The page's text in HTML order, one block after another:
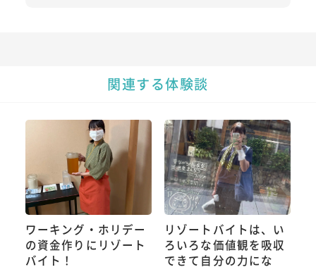
関連する体験談
ワーキング・ホリデー
の資金作りにリゾート
バイト！
リゾートバイトは、い
ろいろな価値観を吸収
できて自分の力にな